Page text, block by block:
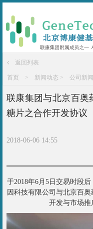
返回列表
首页 > 新闻动态 > 公司新闻
联康集团与北京百奥
糖片之合作开发协议
2018-06-06 14:55
于2018年6月5日交易时段
因科技有限公司与北京百
开发与市场推